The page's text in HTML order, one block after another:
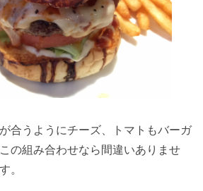
合うようにチーズ、トマトもバーガ
の組み合わせなら間違いありませ
。